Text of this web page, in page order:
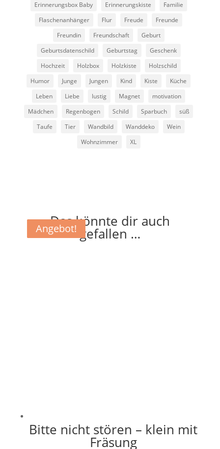
Erinnerungsbox Baby
Erinnerungskiste
Familie
Flaschenanhänger
Flur Freude
Freunde
Freundin
Freundschaft
Geburt
Geburtsdatenschild
Geburtstag
Geschenk
Hochzeit
Holzbox Holzkiste
Holzschild
Humor
Junge Jungen Kind Kiste
Küche
Leben
Liebe lustig Magnet
motivation
Mädchen
Regenbogen Schild Sparbuch
süß
Taufe
Tier Wandbild Wanddeko
Wein
Wohnzimmer
XL
Das könnte dir auch
gefallen …
Angebot!
Bitte nicht stören – klein mit
Fräsung
Angebot!
Angebot!